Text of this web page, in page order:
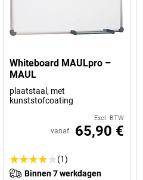
Whiteboard MAULpro –
MAUL
plaatstaal, met
kunststofcoating
Excl. BTW
vanaf 65,90 €
(1)
Binnen 7 werkdagen